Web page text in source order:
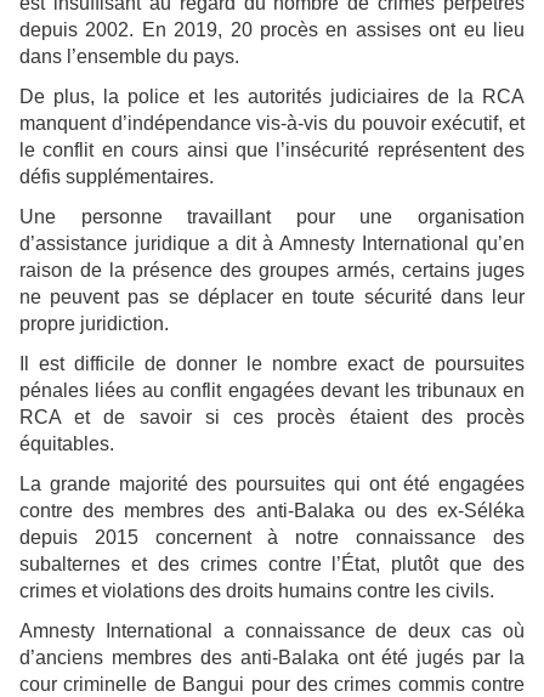
depuis 2002. En 2019, 20 procès en assises ont eu lieu
dans l’ensemble du pays.
De plus, la police et les autorités judiciaires de la RCA
manquent d’indépendance vis-à-vis du pouvoir exécutif, et
le conflit en cours ainsi que l’insécurité représentent des
défis supplémentaires.
Une personne travaillant pour une organisation
d’assistance juridique a dit à Amnesty International qu’en
raison de la présence des groupes armés, certains juges
ne peuvent pas se déplacer en toute sécurité dans leur
propre juridiction.
Il est difficile de donner le nombre exact de poursuites
pénales liées au conflit engagées devant les tribunaux en
RCA et de savoir si ces procès étaient des procès
équitables.
La grande majorité des poursuites qui ont été engagées
contre des membres des anti-Balaka ou des ex-Séléka
depuis 2015 concernent à notre connaissance des
subalternes et des crimes contre l’État, plutôt que des
crimes et violations des droits humains contre les civils.
Amnesty International a connaissance de deux cas où
d’anciens membres des anti-Balaka ont été jugés par la
cour criminelle de Bangui pour des crimes commis contre